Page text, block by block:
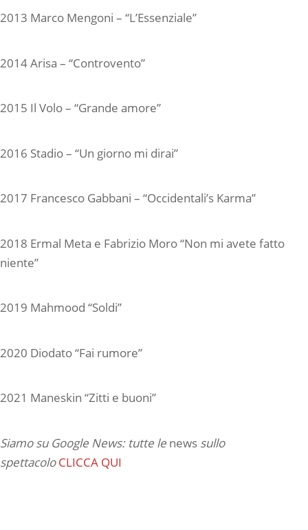
2013 Marco Mengoni – “L’Essenziale”
2014 Arisa – “Controvento”
2015 Il Volo – “Grande amore”
2016 Stadio – “Un giorno mi dirai”
2017 Francesco Gabbani – “Occidentali’s Karma”
2018 Ermal Meta e Fabrizio Moro “Non mi avete fatto
niente”
2019 Mahmood “Soldi”
2020 Diodato “Fai rumore”
2021 Maneskin “Zitti e buoni”
Siamo su Google News: tutte le news sullo
spettacoloCLICCA QUI